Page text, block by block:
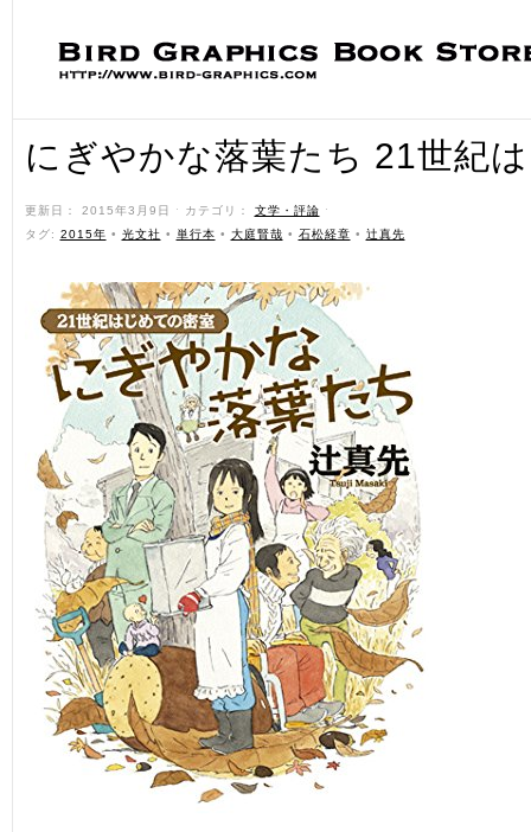
にぎやかな落葉たち 21世紀
更新日： 2015年3月9日 ˑ カテゴリ： 文学・評論 ˑ
タグ: 2015年 • 光文社 • 単行本 • 大庭賢哉 • 石松経章 • 辻真先